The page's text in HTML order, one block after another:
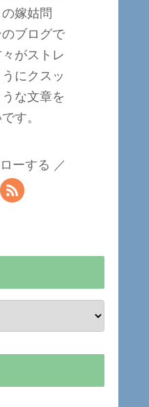
嫁姑問
ブログで
がストレ
にクスッ
な文章を
す。
ーする